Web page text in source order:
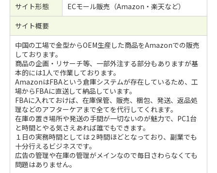
サイト形態
ECモール販売（Amazon・楽天など）
サイト概要
中国の工場で金型からOEM生産した商品をAmazonでの販売
しております。
商品の企画・リサーチ等、一部外注する部分もありますが基
本的には1人で作業しております。
AmazonはFBAという倉庫システムが存在しているため、工
場からFBAに直送して納品しています。
FBAに入れておけば、在庫保管、販売、梱包、発送、返品処
理などのアフターケアまで全てを代行してくれます。
在庫の置き場所や発送の手間が一切ないのが魅力で、PC1台
と時間とやる気さえあれば誰でもできます。
１日の実務時間としては２時間ほどとなっており、副業でも
十分行えるビジネスです。
広告の管理や在庫の管理がメインなので毎日さわらなくても
問題はありません。